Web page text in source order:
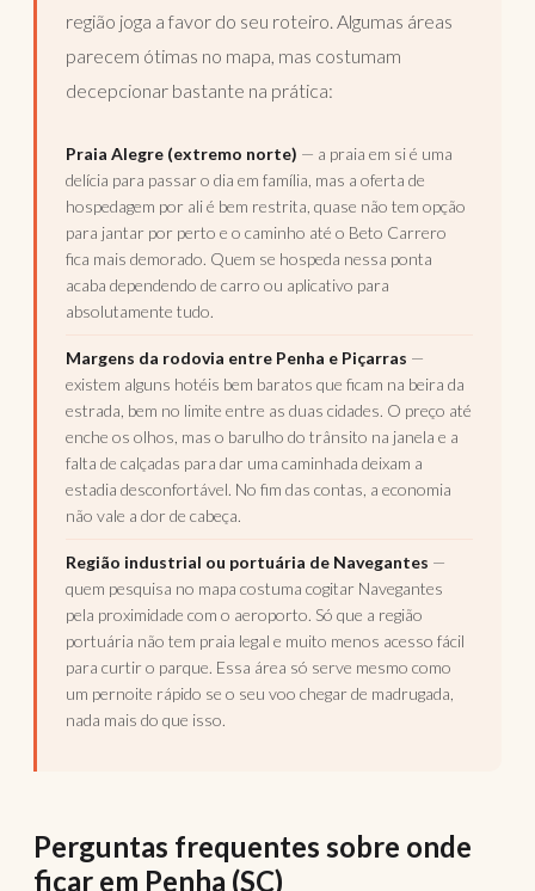
região joga a favor do seu roteiro. Algumas áreas
parecem ótimas no mapa, mas costumam
decepcionar bastante na prática:
Praia Alegre (extremo norte) — a praia em si é uma
delícia para passar o dia em família, mas a oferta de
hospedagem por ali é bem restrita, quase não tem opção
para jantar por perto e o caminho até o Beto Carrero
fica mais demorado. Quem se hospeda nessa ponta
acaba dependendo de carro ou aplicativo para
absolutamente tudo.
Margens da rodovia entre Penha e Piçarras —
existem alguns hotéis bem baratos que ficam na beira da
estrada, bem no limite entre as duas cidades. O preço até
enche os olhos, mas o barulho do trânsito na janela e a
falta de calçadas para dar uma caminhada deixam a
estadia desconfortável. No fim das contas, a economia
não vale a dor de cabeça.
Região industrial ou portuária de Navegantes —
quem pesquisa no mapa costuma cogitar Navegantes
pela proximidade com o aeroporto. Só que a região
portuária não tem praia legal e muito menos acesso fácil
para curtir o parque. Essa área só serve mesmo como
um pernoite rápido se o seu voo chegar de madrugada,
nada mais do que isso.
Perguntas frequentes sobre onde
ficar em Penha (SC)